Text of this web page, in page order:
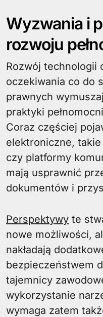
Wyzwania i
rozwoju
Rozwój technologii
oczekiwania co do
prawnych
praktyki
Coraz częściej
elektroniczne,
czy platformy
mają usprawnić
dokumentów i
Perspektywy te
nowe możliwości,
nakładają
bezpieczeństwem
tajemnicy
wykorzystanie
wymaga zatem